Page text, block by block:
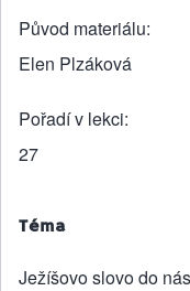
Původ materiálu
Elen Plzáková
Pořadí v lekci
27
Téma
Ježíšovo slovo do